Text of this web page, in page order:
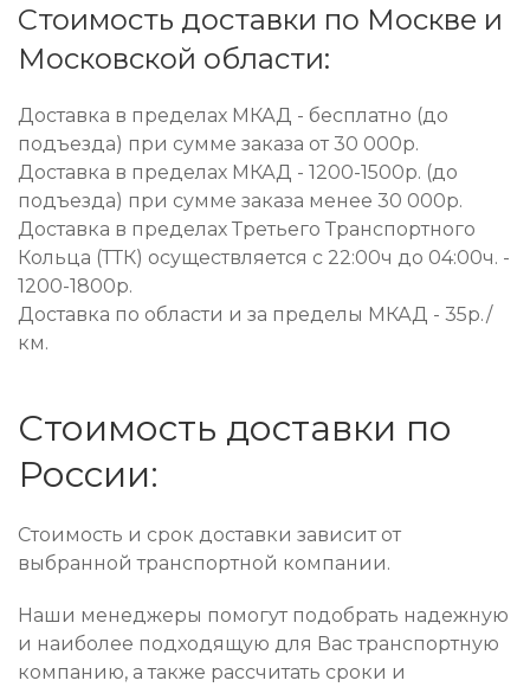
Стоимость доставки по Москве и
Московской области:
Доставка в пределах МКАД - бесплатно (до
подъезда) при сумме заказа от 30 000р.
Доставка в пределах МКАД - 1200-1500р. (до
подъезда) при сумме заказа менее 30 000р.
Доставка в пределах Третьего Транспортного
Кольца (ТТК) осуществляется с 22:00ч до 04:00ч. -
1200-1800р.
Доставка по области и за пределы МКАД - 35р./
км.
Стоимость доставки по
России:
Стоимость и срок доставки зависит от
выбранной транспортной компании.
Наши менеджеры помогут подобрать надежную
и наиболее подходящую для Вас транспортную
компанию, а также рассчитать сроки и